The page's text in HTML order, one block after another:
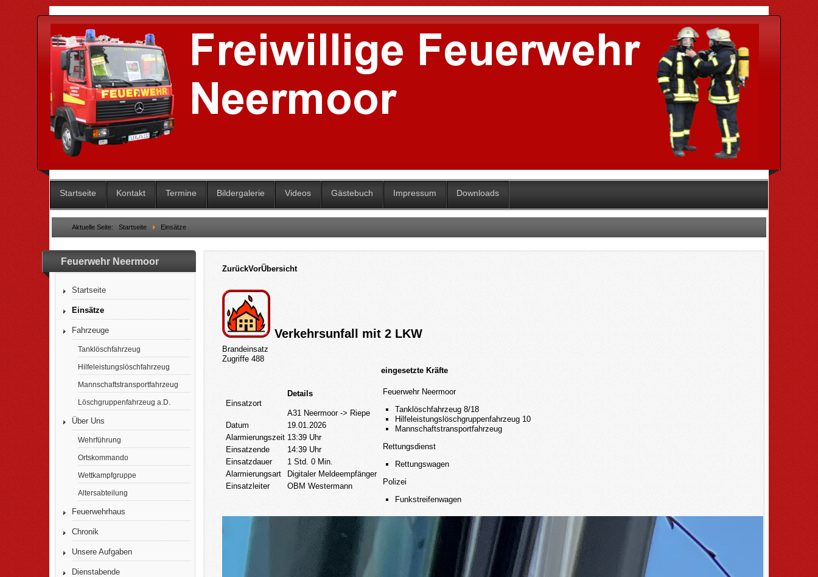
Startseite Kontakt Termine Bildergalerie Videos Gästebuch Impressum Downloads
Aktuelle Seite:Startseite Einsätze
Feuerwehr Neermoor
Startseite
Einsätze
Fahrzeuge
Tanklöschfahrzeug
Hilfeleistungslöschfahrzeug
Mannschaftstransportfahrzeug
Löschgruppenfahrzeug a.D.
Über Uns
Wehrführung
Ortskommando
Wettkampfgruppe
Altersabteilung
Feuerwehrhaus
Chronik
Unsere Aufgaben
Dienstabende
ZurückVorÜbersicht
Verkehrsunfall mit 2 LKW
Brandeinsatz
Zugriffe 488
Einsatzort
Details
A31 Neermoor -> Riepe
Datum
19.01.2026
Alarmierungszeit 13:39 Uhr
Einsatzende
14:39 Uhr
Einsatzdauer
1 Std. 0 Min.
Alarmierungsart
Digitaler Meldeempfänger
Einsatzleiter
OBM Westermann
eingesetzte Kräfte
Feuerwehr Neermoor
Tanklöschfahrzeug 8/18
Hilfeleistungslöschgruppenfahrzeug 10
Mannschaftstransportfahrzeug
Rettungsdienst
Rettungswagen
Polizei
Funkstreifenwagen